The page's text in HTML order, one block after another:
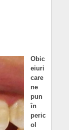
Obic
eiuri
care
ne
pun
în
peric
ol